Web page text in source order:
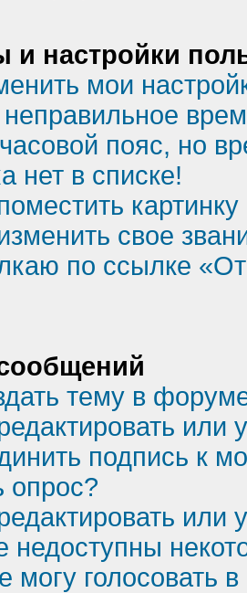
и настройки
мои
пояс, но
нет в списке!
свое
по ссылке
тему в
или
подпись к
опрос?
или
недоступны
могу голосовать